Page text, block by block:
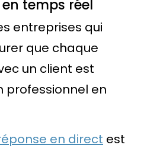
temps réel
entreprises qui
que chaque
un client est
professionnel en
en direct est